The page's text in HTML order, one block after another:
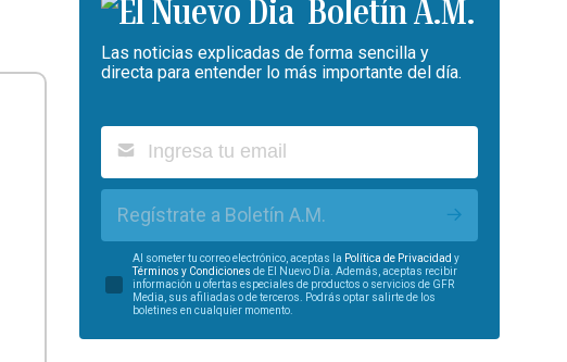
Boletín A.M.
Las noticias explicadas de forma sencilla y
directa para entender lo más importante del día.
Regístrate a Boletín A.M.
Al someter tu correo electrónico, aceptas la Política de Privacidad y
Términos y Condiciones de El Nuevo Día. Además, aceptas recibir
información u ofertas especiales de productos o servicios de GFR
Media, sus afiliadas o de terceros. Podrás optar salirte de los
boletines en cualquier momento.